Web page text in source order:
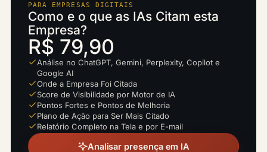
PARA EMPRESAS DIGITAIS
Como e o que as IAs Citam esta
Empresa?
R$ 79,90
Análise no ChatGPT, Gemini, Perplexity, Copilot e
Google AI
Onde a Empresa Foi Citada
Score de Visibilidade por Motor de IA
Pontos Fortes e Pontos de Melhoria
Plano de Ação para Ser Mais Citado
Relatório Completo na Tela e por E-mail
Analisar presença em IA